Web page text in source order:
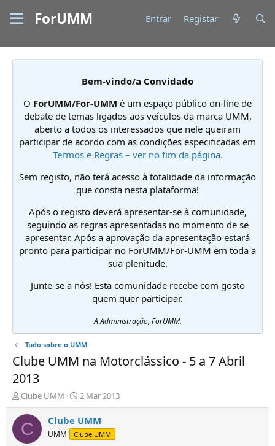
ForUMM Entrar Registar
Bem-vindo/a Convidado
O ForUMM/For-UMM é um espaço público on-line de
debate de temas ligados aos veículos da marca UMM,
aberto a todos os interessados que nele queiram
participar de acordo com as condições especificadas em
Termos e Regras – ver no fim da página.
Sem registo, não terá acesso à totalidade da informação
que consta nesta plataforma!
Após o registo deverá apresentar-se à comunidade,
seguindo as regras apresentadas no momento de se
apresentar. Após a aprovação da apresentação estará
pronto para participar no ForUMM/For-UMM em toda a
sua plenitude.
Junte-se a nós! Esta comunidade recebe com gosto
quem quer participar.
A Administração, ForUMM.
Tudo sobre o UMM
Clube UMM na Motorclássico - 5 a 7 Abril
2013
I
n
i
c
i
Clube UMM
D
a
t
a
d
2 Mar 2013
C Clube UMM
UMM Clube UMM